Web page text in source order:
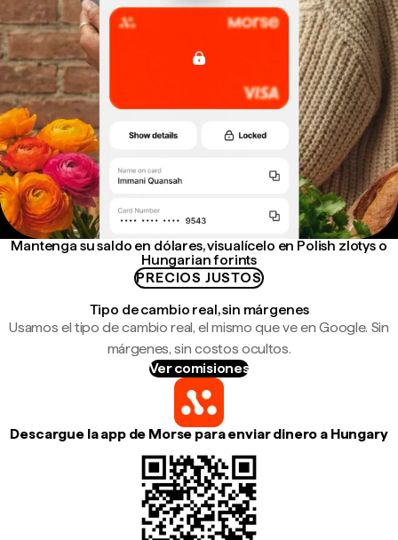
Mantenga su saldo en dólares, visualícelo en Polish zlotys o
Hungarian forints
PRECIOS JUSTOS
Tipo de cambio real, sin márgenes
Usamos el tipo de cambio real, el mismo que ve en Google. Sin
márgenes, sin costos ocultos.
Ver comisiones
Descargue la app de Morse para enviar dinero a Hungary